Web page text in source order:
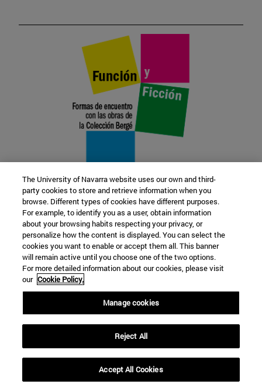
22 SEP
FUNCIÓN Y FICCIÓN. Varios artistas
Más información
The University of Navarra website uses our own and third-
party cookies to store and retrieve information when you
browse. Different types of cookies have different purposes.
For example, to identify you as a user, obtain information
about your browsing habits respecting your privacy, or
personalize how the content is displayed. You can select the
cookies you want to enable or accept them all. This banner
will remain active until you choose one of the two options.
For more detailed information about our cookies, please visit
our Cookie Policy.
Manage cookies
Reject All
Accept All Cookies